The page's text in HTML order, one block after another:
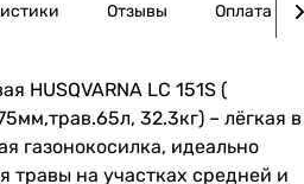
Отзывы Оплата
HUSQVARNA LC 151S (
32.3кг) – лёгкая в
газонокосилка, идеально
травы на участках средней и